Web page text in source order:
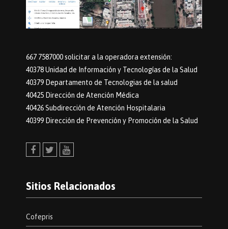
667 7587000 solicitar a la operadora extensión:
40378 Unidad de Información y Tecnologías de la Salud
40379 Departamento de Tecnologias de la salud
40425 Dirección de Atención Médica
40426 Subdirección de Atención Hospitalaria
40399 Dirección de Prevención y Promoción de la Salud
Sitios Relacionados
Cofepris